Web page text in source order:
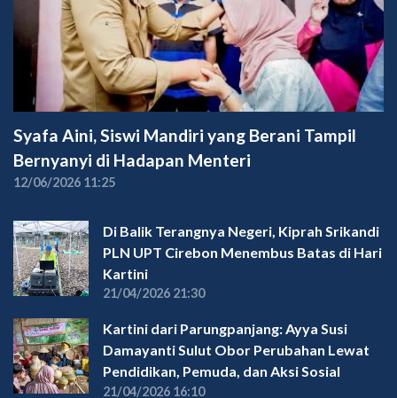
Syafa Aini, Siswi Mandiri yang Berani Tampil
Bernyanyi di Hadapan Menteri
12/06/2026 11:25
Di Balik Terangnya Negeri, Kiprah Srikandi
PLN UPT Cirebon Menembus Batas di Hari
Kartini
21/04/2026 21:30
Kartini dari Parungpanjang: Ayya Susi
Damayanti Sulut Obor Perubahan Lewat
Pendidikan, Pemuda, dan Aksi Sosial
21/04/2026 16:10